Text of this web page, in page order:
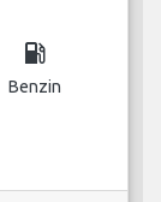
local_gas_station
Benzin